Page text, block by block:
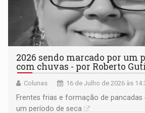
2026 sendo marcado por um
com chuvas - por Roberto
Colunas 16 de Julho de 2026 às
Frentes frias e formação de pancadas
um período de seca